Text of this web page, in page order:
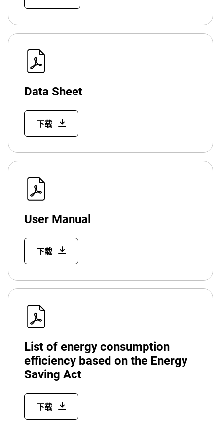
Data Sheet
下载
User Manual
下载
List of energy consumption
efficiency based on the Energy
Saving Act
下载